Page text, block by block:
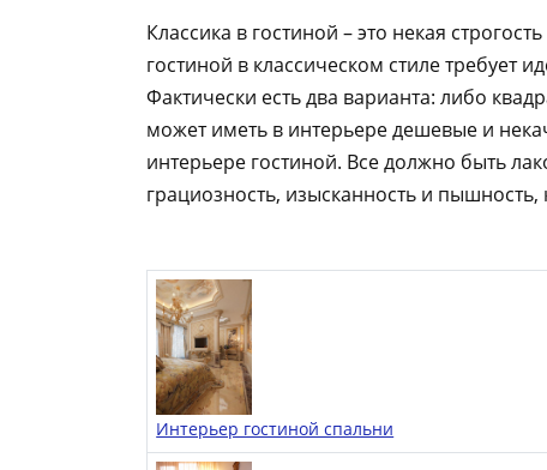
Классика в гостиной – это некая
гостиной в классическом стиле
Фактически есть два варианта: либо
может иметь в интерьере дешевые и
интерьере гостиной. Все должно быть
грациозность, изысканность и пышность,
Интерьер гостиной спальни